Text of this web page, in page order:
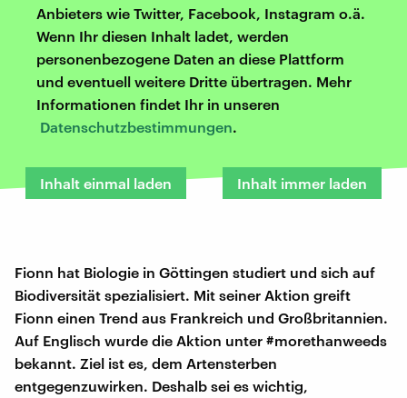
Anbieters wie Twitter, Facebook, Instagram o.ä.
Wenn Ihr diesen Inhalt ladet, werden
personenbezogene Daten an diese Plattform
und eventuell weitere Dritte übertragen. Mehr
Informationen findet Ihr in unseren
Datenschutzbestimmungen.
Inhalt einmal laden Inhalt immer laden
Fionn hat Biologie in Göttingen studiert und sich auf
Biodiversität spezialisiert. Mit seiner Aktion greift
Fionn einen Trend aus Frankreich und Großbritannien.
Auf Englisch wurde die Aktion unter #morethanweeds
bekannt. Ziel ist es, dem Artensterben
entgegenzuwirken. Deshalb sei es wichtig,